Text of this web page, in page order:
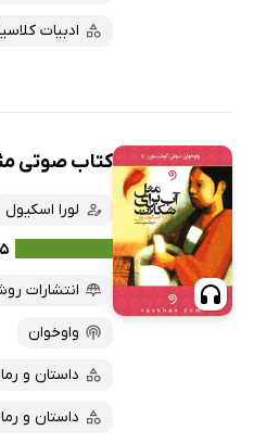
ادبیات
کتاب صوتی
لورا اسکیول
انتشارات
واوخوان
داستان و
داستان و